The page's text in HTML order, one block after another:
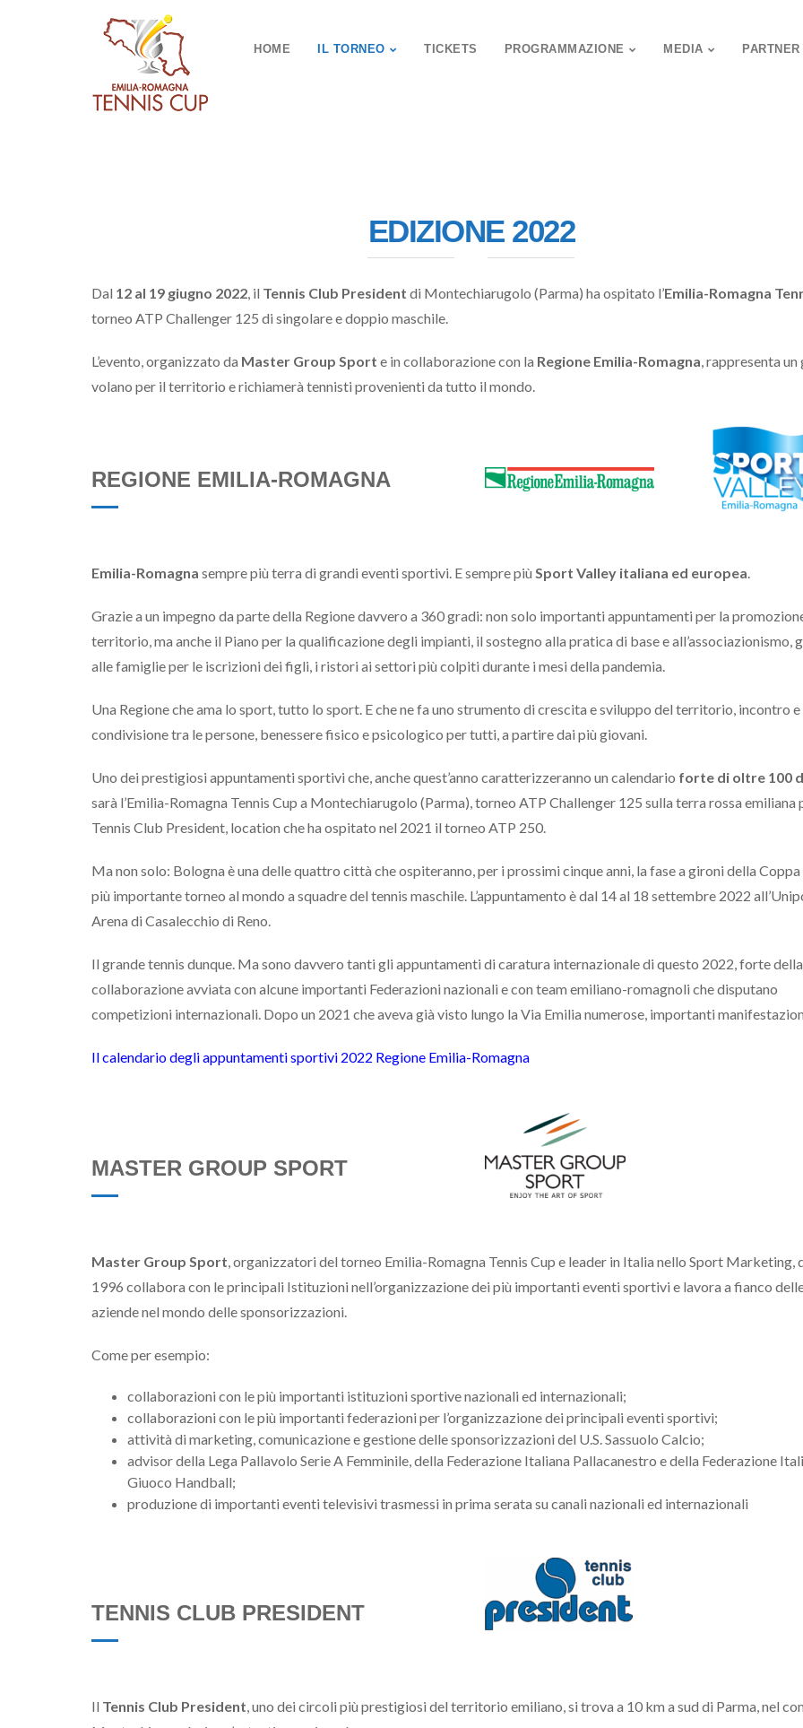
HOME IL TORNEO TICKETS PROGRAMMAZIONE MEDIA PARTNER
EDIZIONE 2022
Dal 12 al 19 giugno 2022, il Tennis Club President di Montechiarugolo (Parma) ha ospitato l’Emilia-Romagna
torneo ATP Challenger 125 di singolare e doppio maschile.
L’evento, organizzato da Master Group Sport e in collaborazione con la Regione Emilia-Romagna, rappresenta un
volano per il territorio e richiamerà tennisti provenienti da tutto il mondo.
REGIONE EMILIA-ROMAGNA
Emilia-Romagna sempre più terra di grandi eventi sportivi. E sempre più Sport Valley italiana ed europea.
Grazie a un impegno da parte della Regione davvero a 360 gradi: non solo importanti appuntamenti per la
territorio, ma anche il Piano per la qualificazione degli impianti, il sostegno alla pratica di base e all’associazionismo,
alle famiglie per le iscrizioni dei figli, i ristori ai settori più colpiti durante i mesi della pandemia.
Una Regione che ama lo sport, tutto lo sport. E che ne fa uno strumento di crescita e sviluppo del territorio, incontro e
condivisione tra le persone, benessere fisico e psicologico per tutti, a partire dai più giovani.
Uno dei prestigiosi appuntamenti sportivi che, anche quest’anno caratterizzeranno un calendario forte di oltre 100
sarà l’Emilia-Romagna Tennis Cup a Montechiarugolo (Parma), torneo ATP Challenger 125 sulla terra rossa emiliana
Tennis Club President, location che ha ospitato nel 2021 il torneo ATP 250.
Ma non solo: Bologna è una delle quattro città che ospiteranno, per i prossimi cinque anni, la fase a gironi della Coppa
più importante torneo al mondo a squadre del tennis maschile. L’appuntamento è dal 14 al 18 settembre 2022
Arena di Casalecchio di Reno.
Il grande tennis dunque. Ma sono davvero tanti gli appuntamenti di caratura internazionale di questo 2022, forte della
collaborazione avviata con alcune importanti Federazioni nazionali e con team emiliano-romagnoli che disputano
competizioni internazionali. Dopo un 2021 che aveva già visto lungo la Via Emilia numerose, importanti
Il calendario degli appuntamenti sportivi 2022 Regione Emilia-Romagna
MASTER GROUP SPORT
Master Group Sport, organizzatori del torneo Emilia-Romagna Tennis Cup e leader in Italia nello Sport Marketing,
1996 collabora con le principali Istituzioni nell’organizzazione dei più importanti eventi sportivi e lavora a fianco
aziende nel mondo delle sponsorizzazioni.
Come per esempio:
collaborazioni con le più importanti istituzioni sportive nazionali ed internazionali;
collaborazioni con le più importanti federazioni per l’organizzazione dei principali eventi sportivi;
attività di marketing, comunicazione e gestione delle sponsorizzazioni del U.S. Sassuolo Calcio;
advisor della Lega Pallavolo Serie A Femminile, della Federazione Italiana Pallacanestro e della Federazione
Giuoco Handball;
produzione di importanti eventi televisivi trasmessi in prima serata su canali nazionali ed internazionali
TENNIS CLUB PRESIDENT
Il Tennis Club President, uno dei circoli più prestigiosi del territorio emiliano, si trova a 10 km a sud di Parma, nel